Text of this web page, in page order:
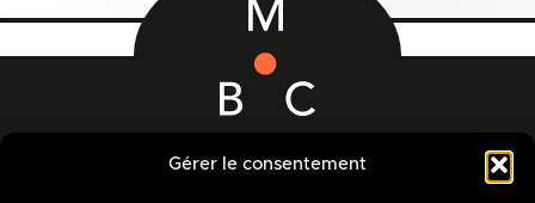
Gérer le consentement
7000 BERGEN